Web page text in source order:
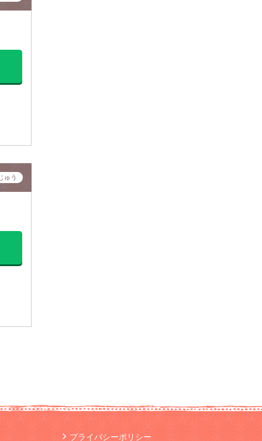
ゅう
プライバシーポリシー